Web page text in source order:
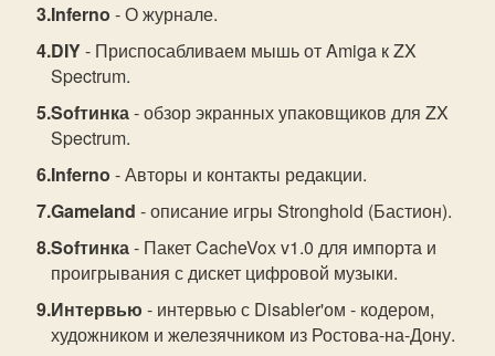
Inferno - О журнале.
DIY- Приспосабливаем мышь от Amiga к ZX
Spectrum.
Sofтинка- обзор экранных упаковщиков для ZX
Spectrum.
Inferno - Авторы и контакты редакции.
Gameland - описание игры Stronghold (Бастион).
Sofтинка- Пакет CacheVox v1.0 для импорта и
проигрывания с дискет цифровой музыки.
Интервью - интервью с Disabler'ом - кодером,
художником и железячником из Ростова-на-Дону.